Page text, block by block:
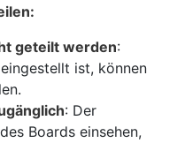
geteilt werden:
ist, können
: Der
Boards einsehen,